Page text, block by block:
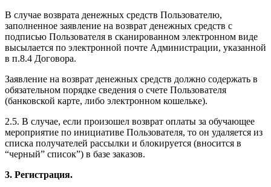
В случае возврата денежных средств Пользователю,
заполненное заявление на возврат денежных средств с
подписью Пользователя в сканированном электронном виде
высылается по электронной почте Администрации, указанной
в п.8.4 Договора.
Заявление на возврат денежных средств должно содержать в
обязательном порядке сведения о счете Пользователя
(банковской карте, либо электронном кошельке).
2.5. В случае, если произошел возврат оплаты за обучающее
мероприятие по инициативе Пользователя, то он удаляется из
списка получателей рассылки и блокируется (вносится в
“черный” список”) в базе заказов.
3. Регистрация.